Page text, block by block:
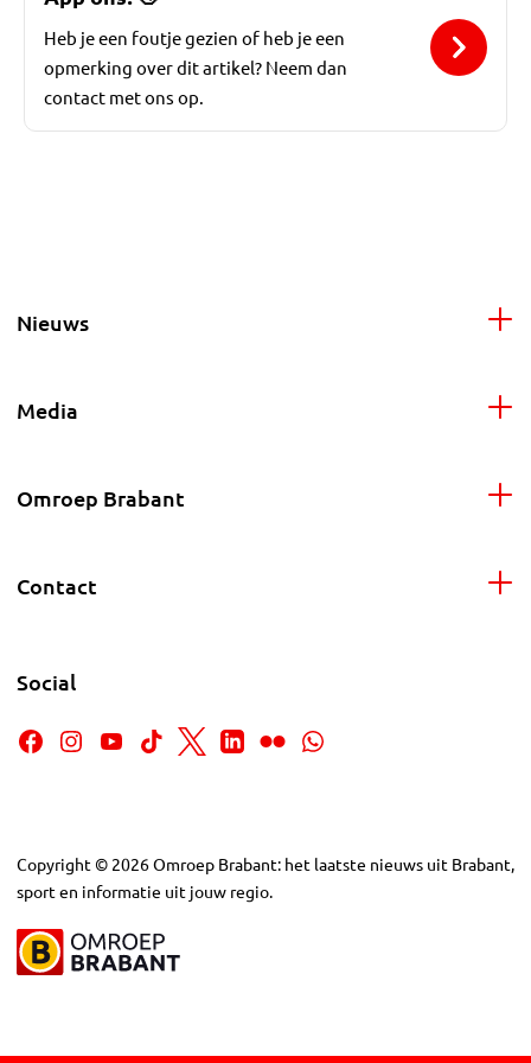
Heb je een foutje gezien of heb je een
opmerking over dit artikel? Neem dan
contact met ons op.
Nieuws
Media
Omroep Brabant
Contact
Social
Copyright © 2026Omroep Brabant: het laatste nieuws uit Brabant,
sport en informatie uit jouw regio.